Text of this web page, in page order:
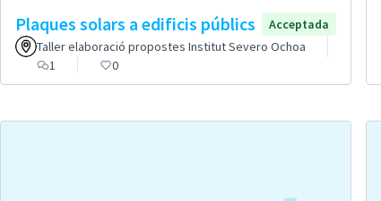
Plaques solars a edificis públics
Acceptada
Taller elaboració propostes Institut Severo Ochoa
1
0